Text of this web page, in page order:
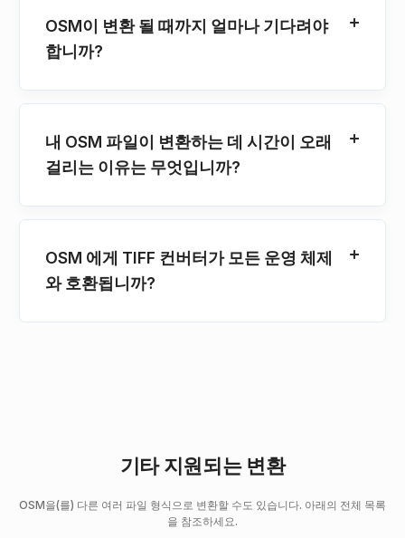
OSM이 변환 될 때까지 얼마나 기다려야
합니까?
내 OSM 파일이 변환하는 데 시간이 오래
걸리는 이유는 무엇입니까?
OSM 에게 TIFF 컨버터가 모든 운영 체제
와 호환됩니까?
기타 지원되는 변환
OSM을(를) 다른 여러 파일 형식으로 변환할 수도 있습니다. 아래의 전체 목록
을 참조하세요.